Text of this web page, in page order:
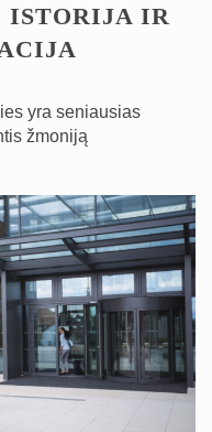
IR
yra seniausias
žmoniją